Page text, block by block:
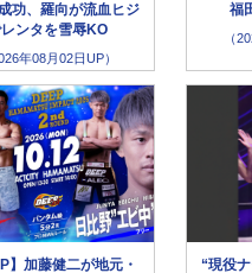
功、羅向が流血ヒジ
ンタを雪辱KO
年08月02日UP）
福
（
】加藤健二が地元・
“現役